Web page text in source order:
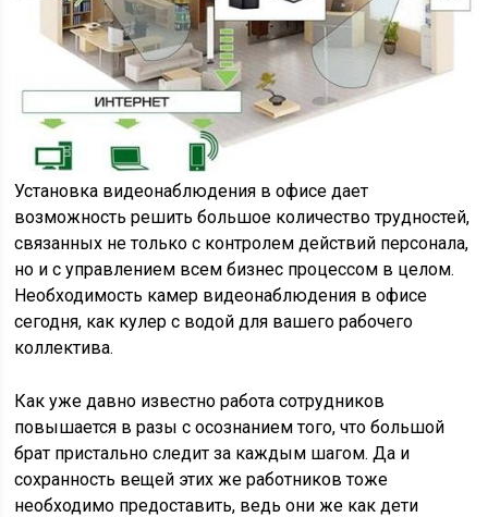
Установка видеонаблюдения в офисе дает
возможность решить большое количество трудностей,
связанных не только с контролем действий персонала,
но и с управлением всем бизнес процессом в целом.
Необходимость камер видеонаблюдения в офисе
сегодня, как кулер с водой для вашего рабочего
коллектива.
Как уже давно известно работа сотрудников
повышается в разы с осознанием того, что большой
брат пристально следит за каждым шагом. Да и
сохранность вещей этих же работников тоже
необходимо предоставить, ведь они же как дети